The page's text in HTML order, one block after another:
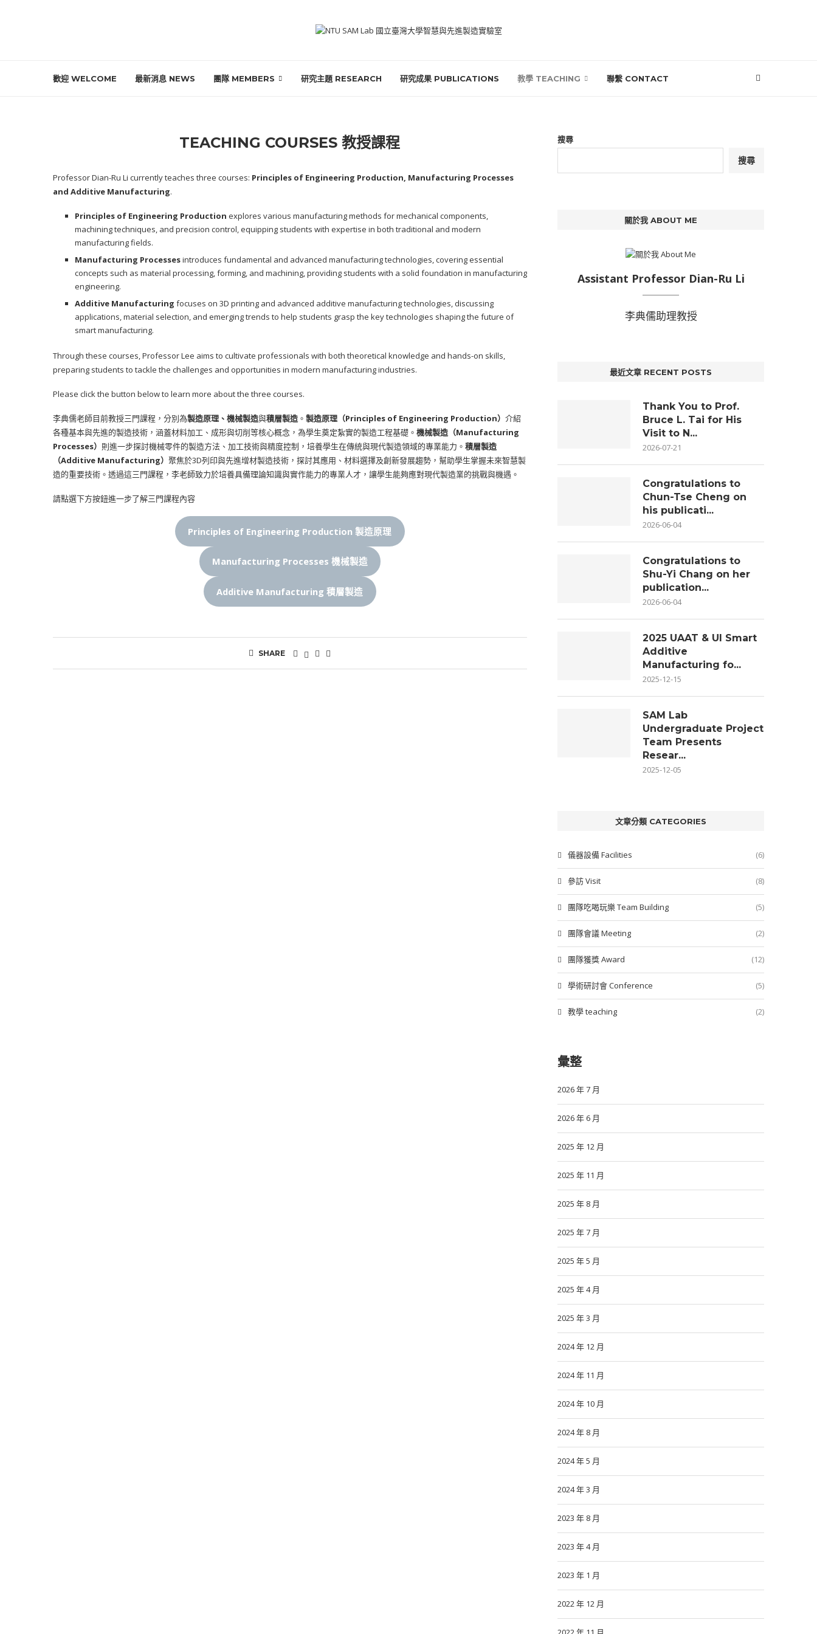
歡迎 WELCOME 最新消息 NEWS 團隊 MEMBERS 研究主題 RESEARCH 研究成果 PUBLICATIONS 教學 TEACHING 聯繫 CONTACT
TEACHING COURSES 教授課程
Professor Dian-Ru Li currently teaches three courses: Principles of Engineering Production, Manufacturing Processes
and Additive Manufacturing.
Principles of Engineering Production explores various manufacturing methods for mechanical components,
machining techniques, and precision control, equipping students with expertise in both traditional and modern
manufacturing fields.
Manufacturing Processesintroduces fundamental and advanced manufacturing technologies, covering essential
concepts such as material processing, forming, and machining, providing students with a solid foundation in manufacturing
engineering.
Additive Manufacturing focuses on 3D printing and advanced additive manufacturing technologies, discussing
applications, material selection, and emerging trends to help students grasp the key technologies shaping the future of
smart manufacturing.
Through these courses, Professor Lee aims to cultivate professionals with both theoretical knowledge and hands-on skills,
preparing students to tackle the challenges and opportunities in modern manufacturing industries.
Please click the button below to learn more about the three courses.
李典儒老師目前教授三門課程，分別為製造原理、機械製造與積層製造 。 製造原理（Principles of Engineering Production） 介紹
各種基本與先進的製造技術，涵蓋材料加工、成形與切削等核心概念，為學生奠定紮實的製造工程基礎。 機械製造（Manufacturing
Processes） 則進一步探討機械零件的製造方法、加工技術與精度控制，培養學生在傳統與現代製造領域的專業能力。 積層製造
（Additive Manufacturing） 聚焦於3D列印與先進增材製造技術，探討其應用、材料選擇及創新發展趨勢，幫助學生掌握未來智慧製
造的重要技術。透過這三門課程，李老師致力於培養具備理論知識與實作能力的專業人才，讓學生能夠應對現代製造業的挑戰與機遇。
請點選下方按鈕進一步了解三門課程內容
Principles of Engineering Production 製造原理
Manufacturing Processes 機械製造
Additive Manufacturing 積層製造
SHARE
搜尋
搜尋
關於我 ABOUT ME
Assistant Professor Dian-Ru Li
李典儒助理教授
最近文章 RECENT POSTS
Thank You to Prof.
Bruce L. Tai for His
Visit to N...
2026-07-21
Congratulations to
Chun-Tse Cheng on
his publicati...
2026-06-04
Congratulations to
Shu-Yi Chang on her
publication...
2026-06-04
2025 UAAT & UI Smart
Additive
Manufacturing fo...
2025-12-15
SAM Lab
Undergraduate Project
Team Presents
Resear...
2025-12-05
文章分類 CATEGORIES
儀器設備 Facilities (6)
參訪 Visit (8)
團隊吃喝玩樂 Team Building (5)
團隊會議 Meeting (2)
團隊獲獎 Award (12)
學術研討會 Conference (5)
教學 teaching (2)
彙整
2026 年 7 月
2026 年 6 月
2025 年 12 月
2025 年 11 月
2025 年 8 月
2025 年 7 月
2025 年 5 月
2025 年 4 月
2025 年 3 月
2024 年 12 月
2024 年 11 月
2024 年 10 月
2024 年 8 月
2024 年 5 月
2024 年 3 月
2023 年 8 月
2023 年 4 月
2023 年 1 月
2022 年 12 月